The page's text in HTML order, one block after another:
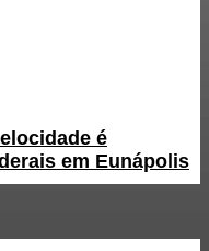
é
em Eunápolis